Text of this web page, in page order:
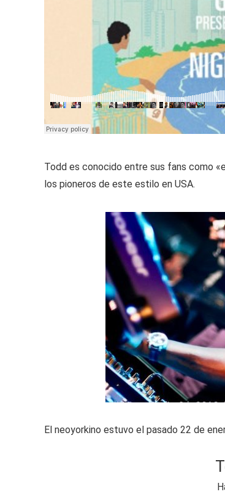
Todd es conocido entre sus fans como
los pioneros de este estilo en USA.
El neoyorkino estuvo el pasado 22 de